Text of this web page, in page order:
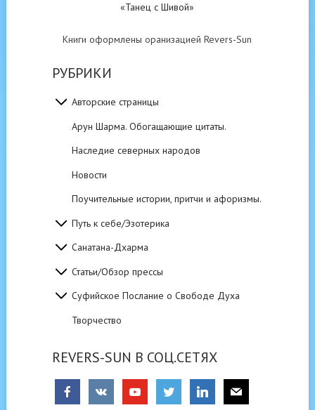
«Танец с Шивой»
Книги оформлены оранизацией Revers-Sun
РУБРИКИ
Авторские страницы
Арун Шарма. Обогащающие цитаты.
Наследие северных народов
Новости
Поучительные истории, притчи и афоризмы.
Путь к себе/Эзотерика
Санатана-Дхарма
Статьи/Обзор прессы
Суфийское Послание о Свободе Духа
Творчество
REVERS-SUN В СОЦ.СЕТЯХ